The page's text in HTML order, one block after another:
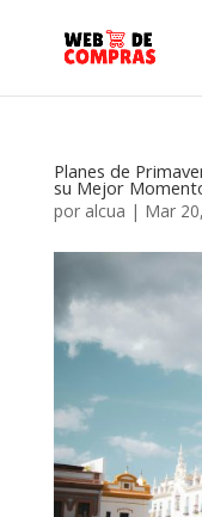
Planes de
su Mejor
por alcua | Mar